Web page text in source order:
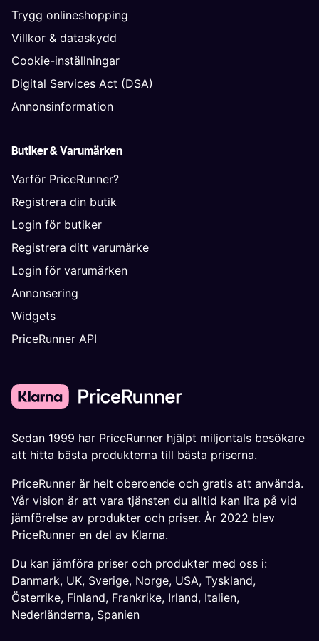
Trygg onlineshopping
Villkor & dataskydd
Cookie-inställningar
Digital Services Act (DSA)
Annonsinformation
Butiker & Varumärken
Varför PriceRunner?
Registrera din butik
Login för butiker
Registrera ditt varumärke
Login för varumärken
Annonsering
Widgets
PriceRunner API
Sedan 1999 har PriceRunner hjälpt miljontals besökare
att hitta bästa produkterna till bästa priserna.
PriceRunner är helt oberoende och gratis att använda.
Vår vision är att vara tjänsten du alltid kan lita på vid
jämförelse av produkter och priser. År 2022 blev
PriceRunner en del av Klarna.
Du kan jämföra priser och produkter med oss i:
Danmark, UK, Sverige, Norge, USA, Tyskland,
Österrike, Finland, Frankrike, Irland, Italien,
Nederländerna, Spanien